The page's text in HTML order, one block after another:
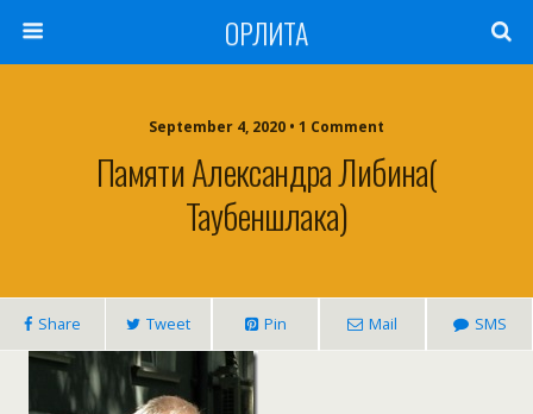
ОРЛИТА
September 4, 2020 • 1 Comment
Памяти Александра Либина(
Таубеншлака)
Share Tweet Pin Mail SMS